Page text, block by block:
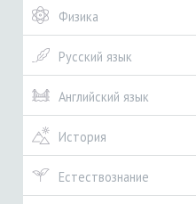
Физика
Русский язык
Английский язык
История
Естествознание